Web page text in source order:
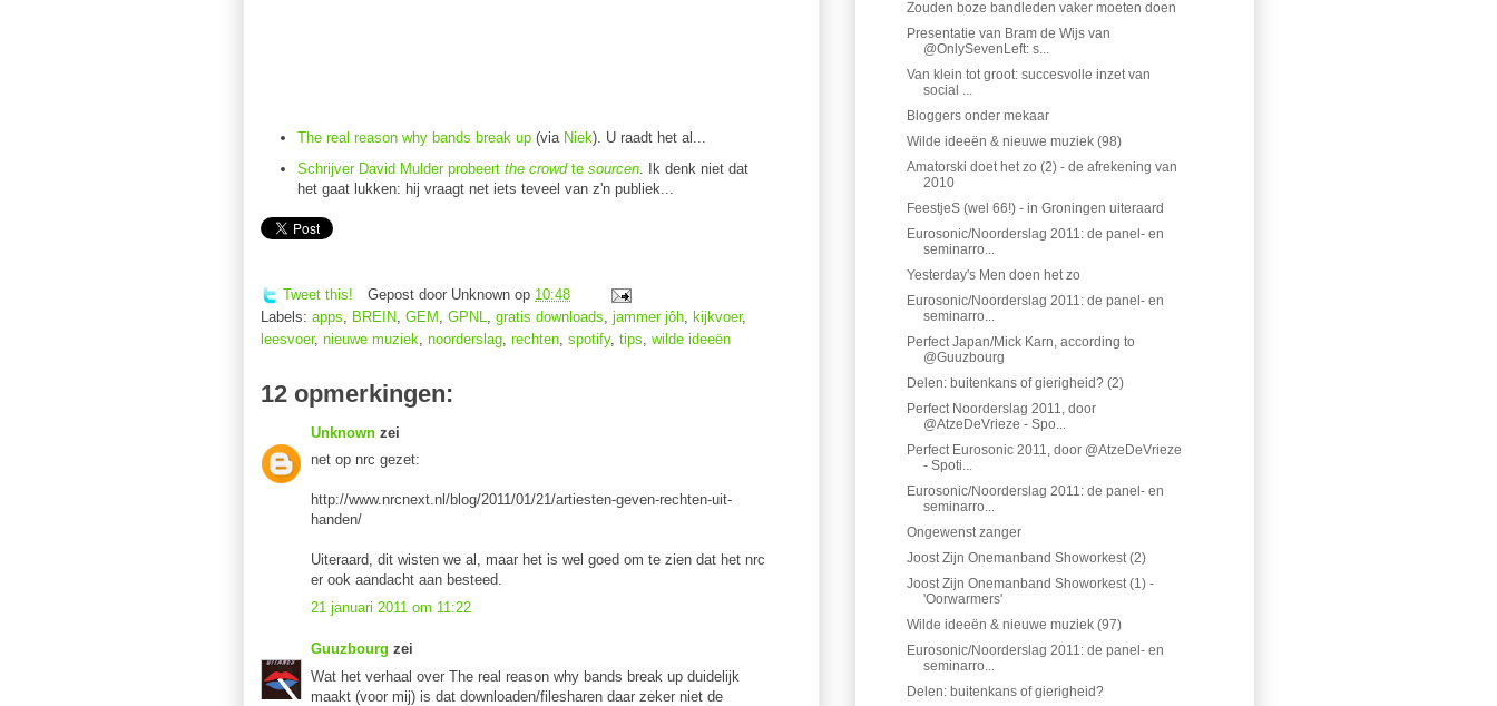
The real reason why bands break up(via Niek). U raadt het al...
Schrijver David Mulder probeert the crowdte sourcen. Ik denk niet dat
het gaat lukken: hij vraagt net iets teveel van z'n publiek...
Tweet this! Gepost door Unknown op 10:48
Labels: apps BREIN GEM GPNL gratis downloads jammer jôh kijkvoer,
leesvoer, nieuwe muziek noorderslag rechten spotify, tips wilde ideeën
12 opmerkingen:
Unknown zei
net op nrc gezet:
http://www.nrcnext.nl/blog/2011/01/21/artiesten-geven-rechten-uit-
handen/
Uiteraard, dit wisten we al, maar het is wel goed om te zien dat het nrc
er ook aandacht aan besteed.
21 januari 2011 om 11:22
Guuzbourg zei
Wat het verhaal over The real reason why bands break up duidelijk
maakt (voor mij) is dat downloaden/filesharen daar zeker niet de
Zouden boze bandleden vaker moeten doen
Presentatie van Bram de Wijs van
@OnlySevenLeft: s...
Van klein tot groot: succesvolle inzet van
social ...
Bloggers onder mekaar
Wilde ideeën & nieuwe muziek (98)
Amatorski doet het zo (2) - de afrekening van
2010
FeestjeS (wel 66!) - in Groningen uiteraard
Eurosonic/Noorderslag 2011: de panel- en
seminarro...
Yesterday's Men doen het zo
Eurosonic/Noorderslag 2011: de panel- en
seminarro...
Perfect Japan/Mick Karn, according to
@Guuzbourg
Delen: buitenkans of gierigheid? (2)
Perfect Noorderslag 2011, door
@AtzeDeVrieze - Spo...
Perfect Eurosonic 2011, door @AtzeDeVrieze
- Spoti...
Eurosonic/Noorderslag 2011: de panel- en
seminarro...
Ongewenst zanger
Joost Zijn Onemanband Showorkest (2)
Joost Zijn Onemanband Showorkest (1) -
'Oorwarmers'
Wilde ideeën & nieuwe muziek (97)
Eurosonic/Noorderslag 2011: de panel- en
seminarro...
Delen: buitenkans of gierigheid?